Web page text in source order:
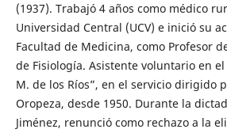
(1937). Trabajó 4 años como médico
Universidad Central (UCV) e inició su
Facultad de Medicina, como Profesor
de Fisiología. Asistente voluntario en el
M. de los Ríos”, en el servicio dirigido
Oropeza, desde 1950. Durante la
Jiménez, renunció como rechazo a la